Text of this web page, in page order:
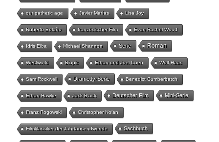
our pathetic age Javier Marías Lisa Joy
Roberto Bolaño französischer Film Evan Rachel Wood
Idris Elba Michael Shannon Serie Roman
Westworld Biopic Ethan und Joel Coen Wolf Haas
Sam Rockwell Dramedy-Serie Benedict Cumberbatch
Ethan Hawke Jack Black Deutscher Film Mini-Serie
Franz Rogowski Christopher Nolan
Filmklassiker der Jahrtausendwende Sachbuch